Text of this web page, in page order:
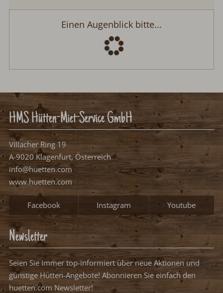
Einen Augenblick bitte...
HMS Hütten-Miet-Service GmbH
Villacher Ring 19
A-9020 Klagenfurt, Österreich
info@huetten.com
www.huetten.com
Facebook Instagram Youtube
Newsletter
Seien Sie Immer top-informiert über neue Aktionen und
günstige Hütten-Angebote! Abonnieren Sie einfach den
huetten.com Newsletter!